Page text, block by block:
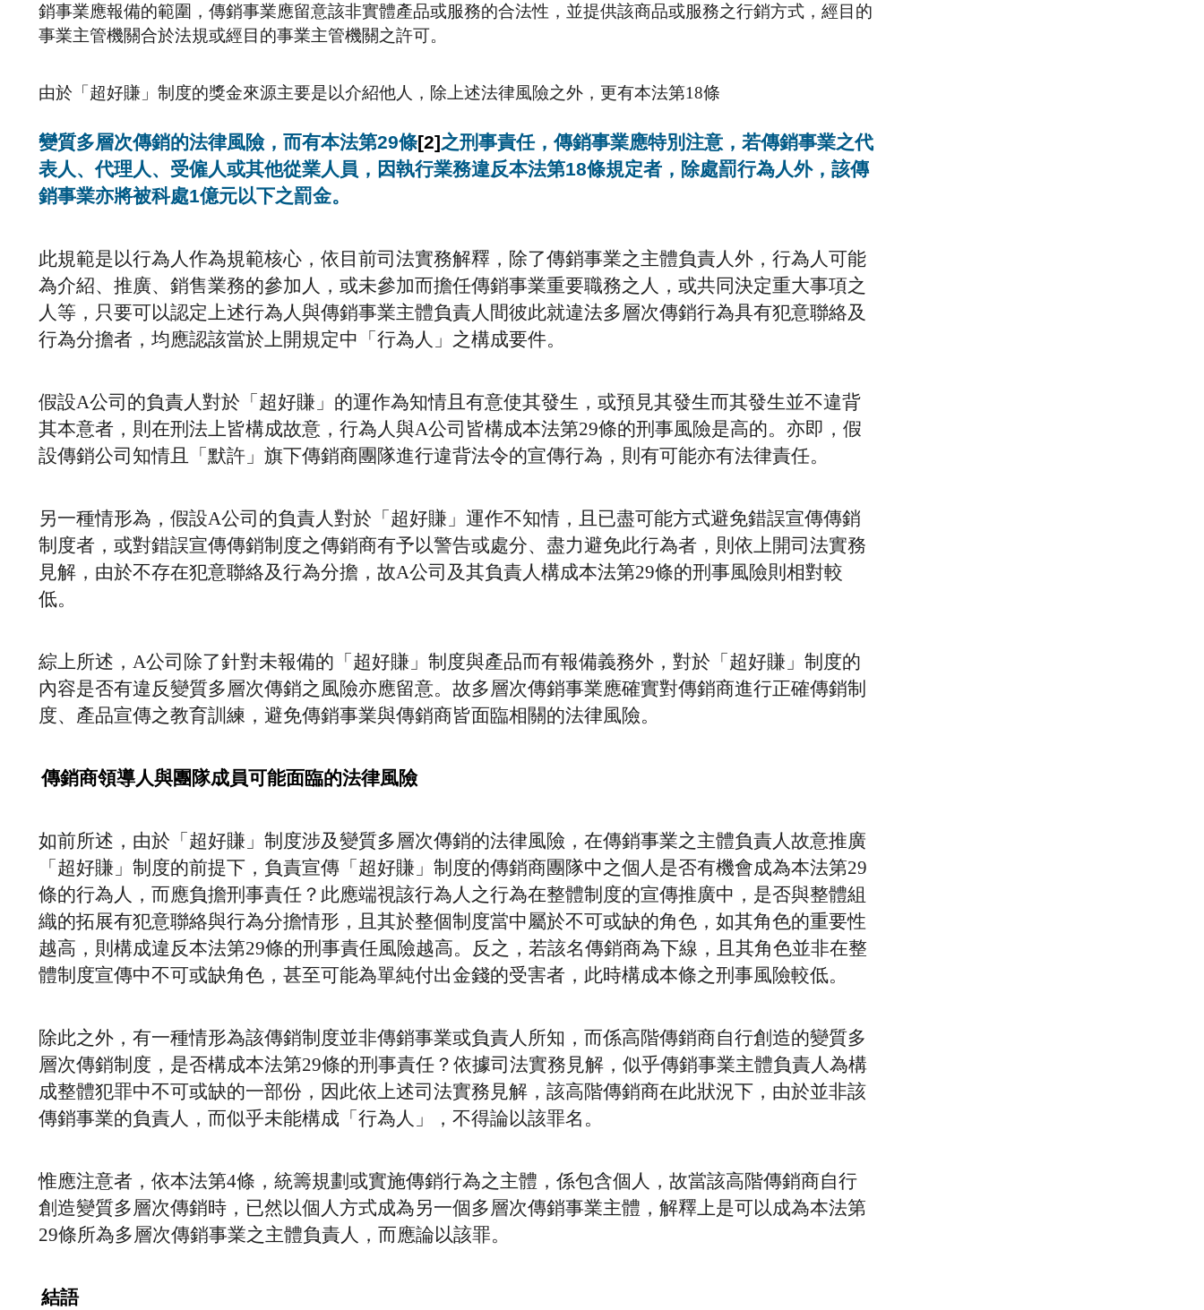
銷事業應報備的範圍，傳銷事業應留意該非實體產品或服務的合法性，並提供該商品或服務之行銷方式，經目的
事業主管機關合於法規或經目的事業主管機關之許可。
由於「超好賺」制度的獎金來源主要是以介紹他人，除上述法律風險之外，更有本法第18條
變質多層次傳銷的法律風險，而有本法第29條[2]之刑事責任，傳銷事業應特別注意，若傳銷事業之代
表人、代理人、受僱人或其他從業人員，因執行業務違反本法第18條規定者，除處罰行為人外，該傳
銷事業亦將被科處1億元以下之罰金。
此規範是以行為人作為規範核心，依目前司法實務解釋，除了傳銷事業之主體負責人外，行為人可能
為介紹、推廣、銷售業務的參加人，或未參加而擔任傳銷事業重要職務之人，或共同決定重大事項之
人等，只要可以認定上述行為人與傳銷事業主體負責人間彼此就違法多層次傳銷行為具有犯意聯絡及
行為分擔者，均應認該當於上開規定中「行為人」之構成要件。
假設A公司的負責人對於「超好賺」的運作為知情且有意使其發生，或預見其發生而其發生並不違背
其本意者，則在刑法上皆構成故意，行為人與A公司皆構成本法第29條的刑事風險是高的。亦即，假
設傳銷公司知情且「默許」旗下傳銷商團隊進行違背法令的宣傳行為，則有可能亦有法律責任。
另一種情形為，假設A公司的負責人對於「超好賺」運作不知情，且已盡可能方式避免錯誤宣傳傳銷
制度者，或對錯誤宣傳傳銷制度之傳銷商有予以警告或處分、盡力避免此行為者，則依上開司法實務
見解，由於不存在犯意聯絡及行為分擔，故A公司及其負責人構成本法第29條的刑事風險則相對較
低。
綜上所述，A公司除了針對未報備的「超好賺」制度與產品而有報備義務外，對於「超好賺」制度的
內容是否有違反變質多層次傳銷之風險亦應留意。故多層次傳銷事業應確實對傳銷商進行正確傳銷制
度、產品宣傳之教育訓練，避免傳銷事業與傳銷商皆面臨相關的法律風險。
傳銷商領導人與團隊成員可能面臨的法律風險
如前所述，由於「超好賺」制度涉及變質多層次傳銷的法律風險，在傳銷事業之主體負責人故意推廣
「超好賺」制度的前提下，負責宣傳「超好賺」制度的傳銷商團隊中之個人是否有機會成為本法第29
條的行為人，而應負擔刑事責任？此應端視該行為人之行為在整體制度的宣傳推廣中，是否與整體組
織的拓展有犯意聯絡與行為分擔情形，且其於整個制度當中屬於不可或缺的角色，如其角色的重要性
越高，則構成違反本法第29條的刑事責任風險越高。反之，若該名傳銷商為下線，且其角色並非在整
體制度宣傳中不可或缺角色，甚至可能為單純付出金錢的受害者，此時構成本條之刑事風險較低。
除此之外，有一種情形為該傳銷制度並非傳銷事業或負責人所知，而係高階傳銷商自行創造的變質多
層次傳銷制度，是否構成本法第29條的刑事責任？依據司法實務見解，似乎傳銷事業主體負責人為構
成整體犯罪中不可或缺的一部份，因此依上述司法實務見解，該高階傳銷商在此狀況下，由於並非該
傳銷事業的負責人，而似乎未能構成「行為人」，不得論以該罪名。
惟應注意者，依本法第4條，統籌規劃或實施傳銷行為之主體，係包含個人，故當該高階傳銷商自行
創造變質多層次傳銷時，已然以個人方式成為另一個多層次傳銷事業主體，解釋上是可以成為本法第
29條所為多層次傳銷事業之主體負責人，而應論以該罪。
結語